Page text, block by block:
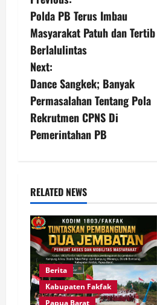
o
s
t
n
a
g
a
t
i
Polda PB Terus Imbau
Masyarakat Patuh dan Tertib
Berlalulintas
Next:
Dance Sangkek; Banyak
Permasalahan Tentang Pola
Rekrutmen CPNS Di
Pemerintahan PB
RELATED NEWS
Berita
Kabupaten Fakfak